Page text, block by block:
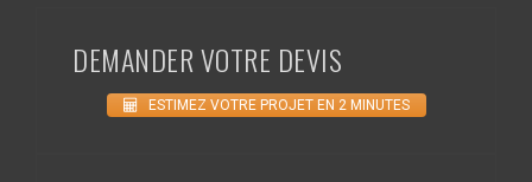
DEMANDER VOTRE DEVIS
ESTIMEZ VOTRE PROJET EN 2 MINUTES